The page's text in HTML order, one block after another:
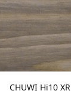
CHUWI Hi10 XR